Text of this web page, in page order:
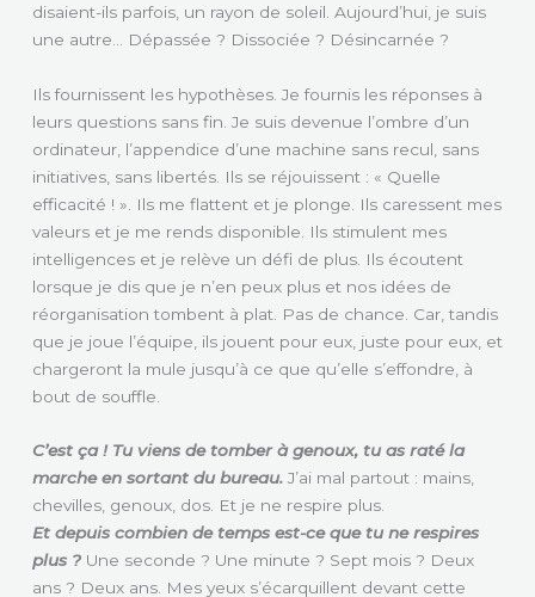
disaient-ils parfois, un rayon de soleil. Aujourd’hui, je suis
une autre… Dépassée ? Dissociée ? Désincarnée ?
Ils fournissent les hypothèses. Je fournis les réponses à
leurs questions sans fin. Je suis devenue l’ombre d’un
ordinateur, l’appendice d’une machine sans recul, sans
initiatives, sans libertés. Ils se réjouissent : « Quelle
efficacité ! ». Ils me flattent et je plonge. Ils caressent mes
valeurs et je me rends disponible. Ils stimulent mes
intelligences et je relève un défi de plus. Ils écoutent
lorsque je dis que je n’en peux plus et nos idées de
réorganisation tombent à plat. Pas de chance. Car, tandis
que je joue l’équipe, ils jouent pour eux, juste pour eux, et
chargeront la mule jusqu’à ce que qu’elle s’effondre, à
bout de souffle.
C’est ça ! Tu viens de tomber à genoux, tu as raté la
marche en sortant du bureau.J’ai mal partout : mains,
chevilles, genoux, dos. Et je ne respire plus.
Et depuis combien de temps est-ce que tu ne respires
plus ?Une seconde ? Une minute ? Sept mois ? Deux
ans ? Deux ans. Mes yeux s’écarquillent devant cette